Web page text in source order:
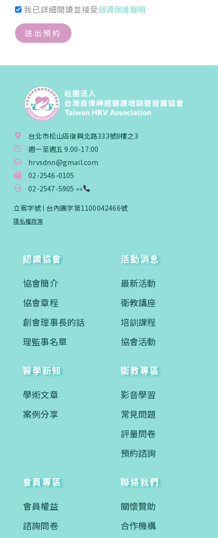
我已詳細閱讀並接受個資保護聲明
送出預約
台北市松山區復興北路333號8樓之3
週一至週五 9:00-17:00
hrvsdnn@gmail.com
02-2546-0105
02-2547-5905 ««
立案字號 I 台內團字第1100042466號
隱私權政策
認識協會
協會簡介
協會章程
創會理事長的話
理監事名單
活動消息
最新活動
衛教講座
培訓課程
協會活動
醫學新知
學術文章
案例分享
衛教專區
影音學習
常見問題
評量問卷
預約諮詢
會員專區
會員權益
諮詢問卷
聯絡我們
關懷贊助
合作機構